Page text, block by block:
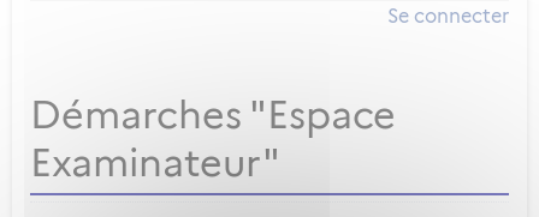
Se connecter
Démarches "Espace
Examinateur"